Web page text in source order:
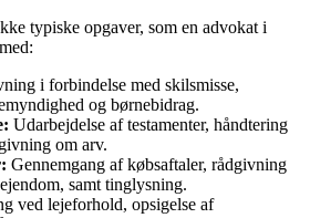
typiske opgaver, som en advokat i
i forbindelse med skilsmisse,
og børnebidrag.
Udarbejdelse af testamenter, håndtering
om arv.
Gennemgang af købsaftaler, rådgivning
samt tinglysning.
ved lejeforhold, opsigelse af